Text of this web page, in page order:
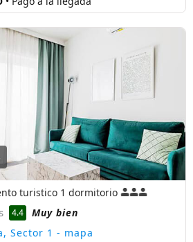
turistico 1 dormitorio
4.4
Muy bien
Sector 1 - mapa